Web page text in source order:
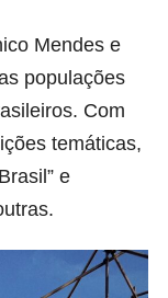
Mendes e
populações
Com
temáticas,
e